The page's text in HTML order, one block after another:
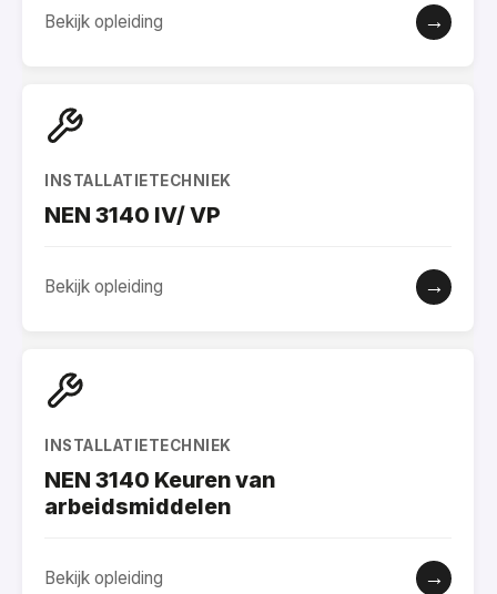
Bekijk opleiding →
INSTALLATIETECHNIEK
NEN 3140 IV/ VP
Bekijk opleiding →
INSTALLATIETECHNIEK
NEN 3140 Keuren van
arbeidsmiddelen
Bekijk opleiding →